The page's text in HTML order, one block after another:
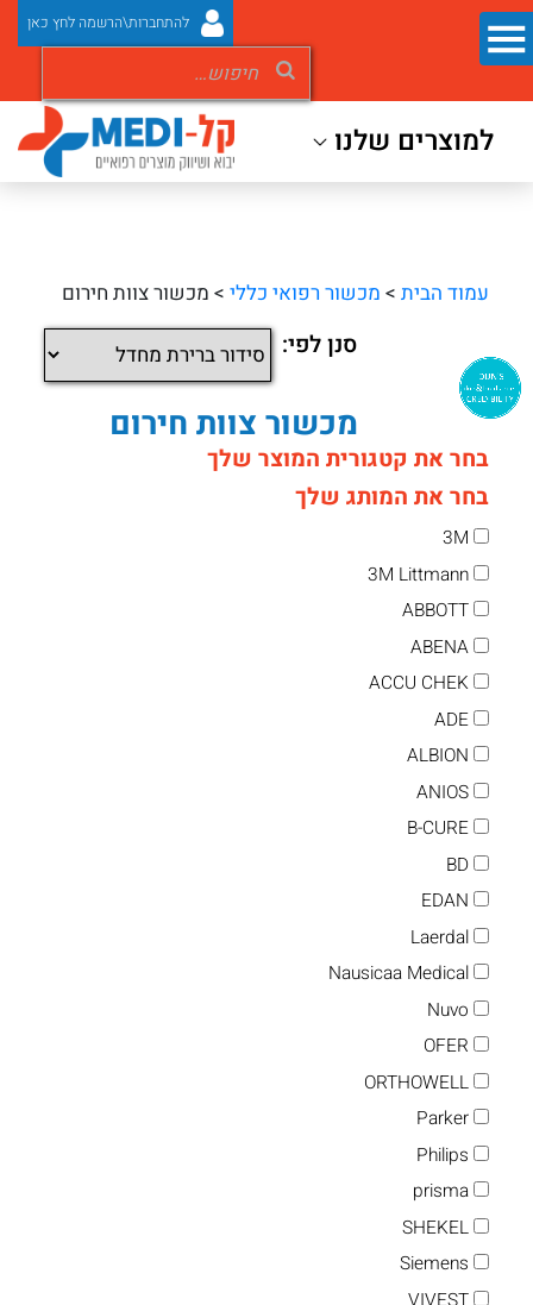
להתחברות\הרשמה לחץ כאן
למוצרים שלנו
עמוד הבית > מכשור רפואי כללי > מכשור צוות חירום
סנן לפי:
מכשור צוות חירום
בחר את קטגורית המוצר שלך
בחר את המותג שלך
3M
3M Littmann
ABBOTT
ABENA
ACCU CHEK
ADE
ALBION
ANIOS
B-CURE
BD
EDAN
Laerdal
Nausicaa Medical
Nuvo
OFER
ORTHOWELL
Parker
Philips
prisma
SHEKEL
Siemens